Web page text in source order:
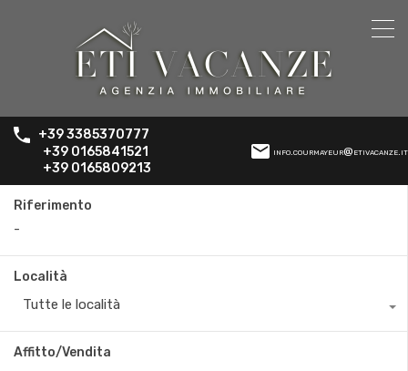
+39 3385370777
+39 0165841521
+39 0165809213
info.courmayeur@etivacanze.it
Riferimento
Località
Tutte le località
Affitto/Vendita